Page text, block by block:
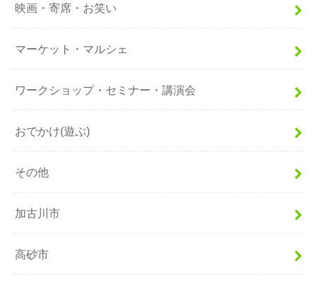
映画・寄席・お笑い
マーケット・マルシェ
ワークショップ・セミナー・講演会
おでかけ(遊ぶ)
その他
加古川市
高砂市